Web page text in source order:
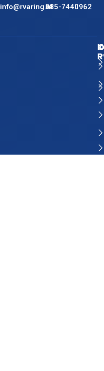
info@rvaring.nl085-7440962